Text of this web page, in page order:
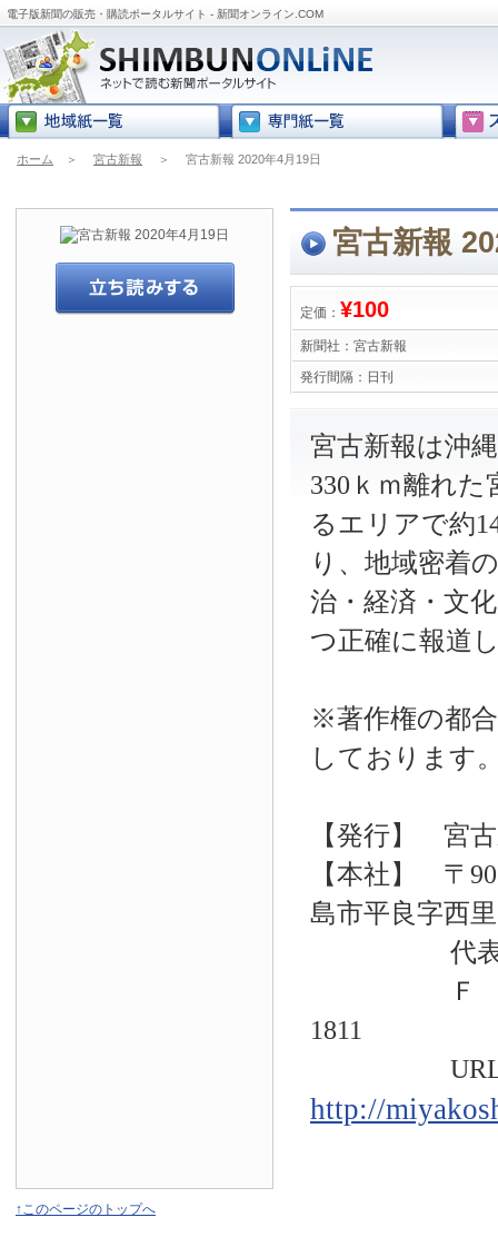
電子版新聞の販売・購読ポータルサイト - 新聞オンライン.COM
ホーム ＞ 宮古新報 ＞ 宮古新報 2020年4月19日
宮古新報
定価： ¥100
新聞社： 宮古新報
発行間隔： 日刊
宮古新報は沖
330ｋｍ離れ
るエリアで約
り、地域密着
治・経済・文
つ正確に報道
※著作権の都
しております
【発行】 宮
【本社】 〒
島市平良字西
代表電話
Ｆ Ａ
1811
URL
http://
↑このページのトップへ